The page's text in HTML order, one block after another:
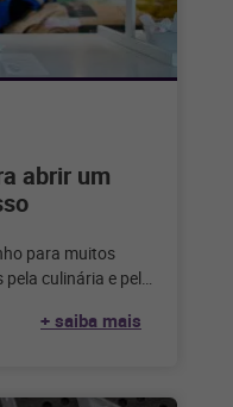
abrir um
para muitos
culinária e pelo
+ saiba mais